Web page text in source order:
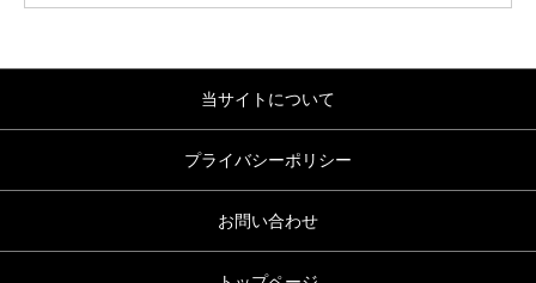
当サイトについて
プライバシーポリシー
お問い合わせ